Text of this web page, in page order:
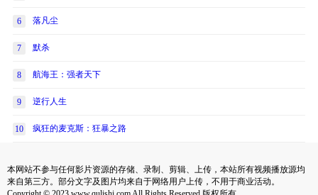
6 落凡尘
7 默杀
8 航海王：强者天下
9 逆行人生
10 疯狂的麦克斯：狂暴之路
本网站不参与任何影片资源的存储、录制、剪辑、上传，本站所有视频播放源均
来自第三方。部分文字及图片均来自于网络用户上传，不用于商业活动。